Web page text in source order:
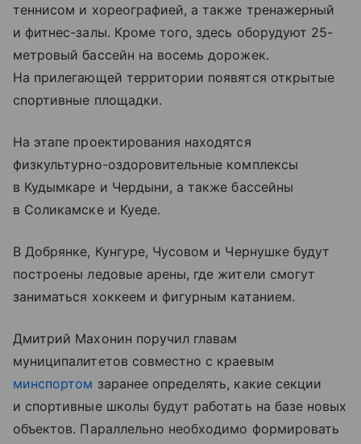
теннисом и хореографией, а также тренажерный
и фитнес-залы. Кроме того, здесь оборудуют 25-
метровый бассейн на восемь дорожек.
На прилегающей территории появятся открытые
спортивные площадки.
На этапе проектирования находятся
физкультурно-оздоровительные комплексы
в Кудымкаре и Чердыни, а также бассейны
в Соликамске и Куеде.
В Добрянке, Кунгуре, Чусовом и Чернушке будут
построены ледовые арены, где жители смогут
заниматься хоккеем и фигурным катанием.
Дмитрий Махонин поручил главам
муниципалитетов совместно с краевым
минспортом заранее определять, какие секции
и спортивные школы будут работать на базе новых
объектов. Параллельно необходимо формировать